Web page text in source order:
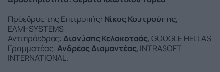
Πρόεδρος της Επιτροπής: Νίκος Κουτρούπης,
ΕΛΜΗSYSTEMS
Αντιπρόεδρος: Διονύσης Κολοκοτσάς, GOOGLE HELLAS
Γραμματέας: Ανδρέας Διαμαντέας, INTRASOFT
INTERNATIONAL.